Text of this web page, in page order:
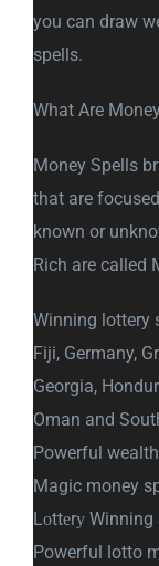
you can draw
spells.
What Are
Money Spells
that are
known or
Rich are called
Winning lottery
Fiji, Germany,
Georgia,
Oman and
Powerful
Magic money
Lоttеrу Winning
Powerful lotto